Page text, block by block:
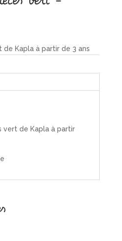
Kapla à partir de 3 ans
vert de Kapla à partir